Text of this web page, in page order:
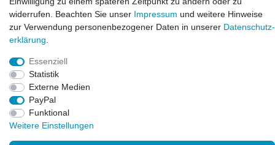
Mo - Fr 13:00 - 15:00 Uhr
© Copyright 2026. LAXARA
widerrufen. Beachten Sie unser Impressum und weitere Hinweise
zur Verwendung personenbezogener Daten in unserer Daten­schutz­
erklärung
Essenziell
Statistik
Externe Medien
PayPal
Funktional
Weitere Einstellungen